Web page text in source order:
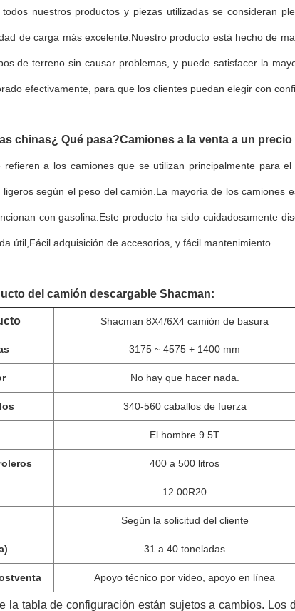
nuestros productos y piezas utilizadas se consideran
de carga más excelente.Nuestro producto está hecho de
de terreno sin causar problemas, y puede satisfacer la
efectivamente, para que los clientes puedan elegir con
chinas¿ Qué pasa?Camiones a la venta a un precio
a los camiones que se utilizan principalmente para
según el peso del camión.La mayoría de los camiones
con gasolina.Este producto ha sido cuidadosamente
útil,Fácil adquisición de accesorios, y fácil mantenimiento.
del camión descargable Shacman:
Shacman 8X4/6X4 camión de basura
3175 ~ 4575 + 1400 mm
No hay que hacer nada.
340-560 caballos de fuerza
El hombre 9.5T
400 a 500 litros
12.00R20
Según la solicitud del cliente
31 a 40 toneladas
Apoyo técnico por video, apoyo en línea
la tabla de configuración están sujetos a cambios. Los